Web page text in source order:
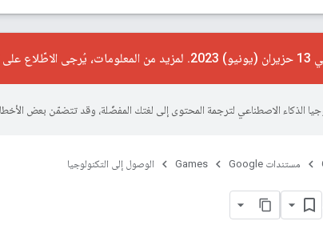
مستندات Google Games الوصول إلى التكنولوجيا